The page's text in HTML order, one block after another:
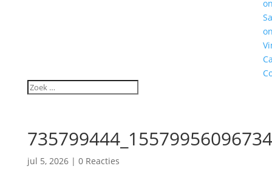
jul 5, 2026| 0 Reacties